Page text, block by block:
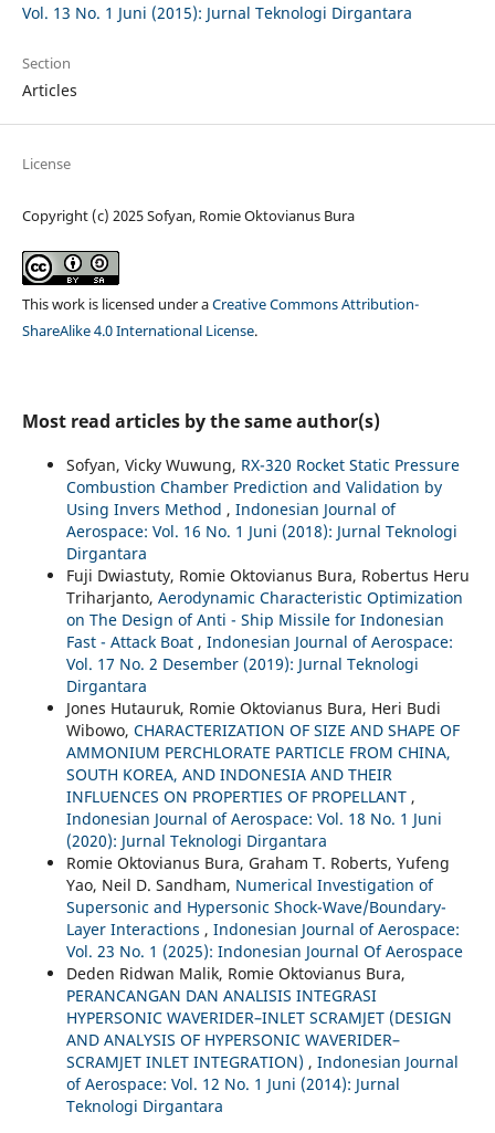
Vol. 13 No. 1 Juni (2015): Jurnal Teknologi Dirgantara
Section
Articles
License
Copyright (c) 2025 Sofyan, Romie Oktovianus Bura
This work is licensed under aCreative Commons Attribution-
ShareAlike 4.0 International License.
Most read articles by the same author(s)
Sofyan, Vicky Wuwung, RX-320 Rocket Static Pressure
Combustion Chamber Prediction and Validation by
Using Invers Method , Indonesian Journal of
Aerospace: Vol. 16 No. 1 Juni (2018): Jurnal Teknologi
Dirgantara
Fuji Dwiastuty, Romie Oktovianus Bura, Robertus Heru
Triharjanto, Aerodynamic Characteristic Optimization
on The Design of Anti - Ship Missile for Indonesian
Fast - Attack Boat , Indonesian Journal of Aerospace:
Vol. 17 No. 2 Desember (2019): Jurnal Teknologi
Dirgantara
Jones Hutauruk, Romie Oktovianus Bura, Heri Budi
Wibowo, CHARACTERIZATION OF SIZE AND SHAPE OF
AMMONIUM PERCHLORATE PARTICLE FROM CHINA,
SOUTH KOREA, AND INDONESIA AND THEIR
INFLUENCES ON PROPERTIES OF PROPELLANT ,
Indonesian Journal of Aerospace: Vol. 18 No. 1 Juni
(2020): Jurnal Teknologi Dirgantara
Romie Oktovianus Bura, Graham T. Roberts, Yufeng
Yao, Neil D. Sandham, Numerical Investigation of
Supersonic and Hypersonic Shock-Wave/Boundary-
Layer Interactions , Indonesian Journal of Aerospace:
Vol. 23 No. 1 (2025): Indonesian Journal Of Aerospace
Deden Ridwan Malik, Romie Oktovianus Bura,
PERANCANGAN DAN ANALISIS INTEGRASI
HYPERSONIC WAVERIDER–INLET SCRAMJET (DESIGN
AND ANALYSIS OF HYPERSONIC WAVERIDER–
SCRAMJET INLET INTEGRATION) , Indonesian Journal
of Aerospace: Vol. 12 No. 1 Juni (2014): Jurnal
Teknologi Dirgantara